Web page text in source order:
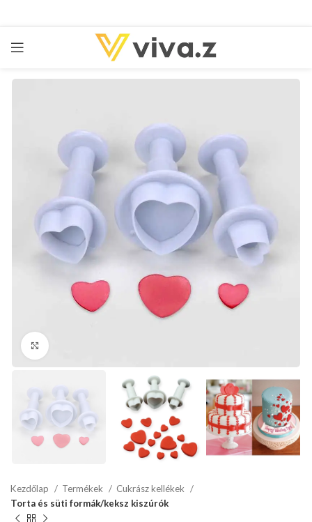
Kezdőlap Termékek
Cukrász kellékek
Torta és süti formák/keksz kiszúrók